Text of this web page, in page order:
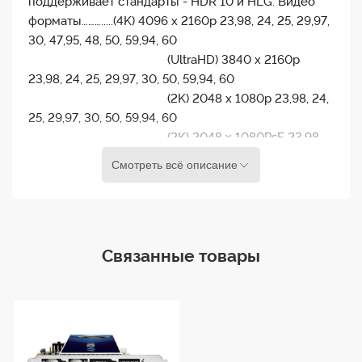
форматы……….....(4K) 4096 x 2160p 23,98, 24, 25, 29,97,
30, 47,95, 48, 50, 59,94, 60
(UltraHD) 3840 x 2160p
23,98, 24, 25, 29,97, 30, 50, 59,94, 60
(2K) 2048 x 1080p 23,98, 24,
25, 29,97, 30, 50, 59,94, 60
(2K) 2048 x 1080PsF 23,98,
29,97, 30, 50, 59,94, 60
Видео вход/выход…….....3G-SDI, SMPTE-
Смотреть всё описание
Связанные товары